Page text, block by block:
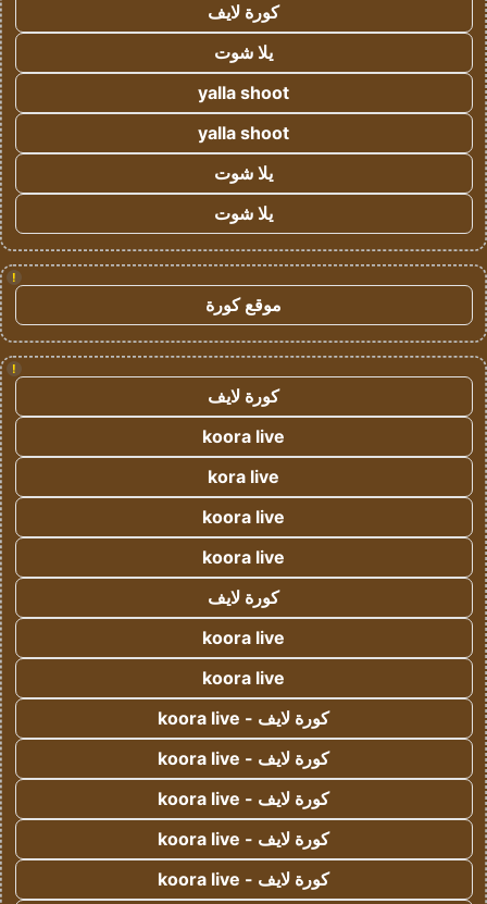
كورة لايف
يلا شوت
yalla shoot
yalla shoot
يلا شوت
يلا شوت
!
موقع كورة
!
كورة لايف
koora live
kora live
koora live
koora live
كورة لايف
koora live
koora live
كورة لايف - koora live
كورة لايف - koora live
كورة لايف - koora live
كورة لايف - koora live
كورة لايف - koora live